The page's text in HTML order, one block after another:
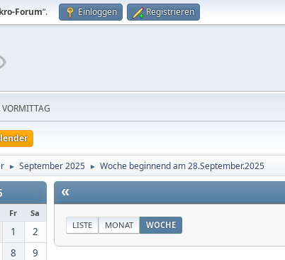
Forum“. Einloggen Registrieren
► September 2025 ► Woche beginnend am 28.September.2025
Fr Sa
1
2
8
9
«
LISTE MONAT WOCHE